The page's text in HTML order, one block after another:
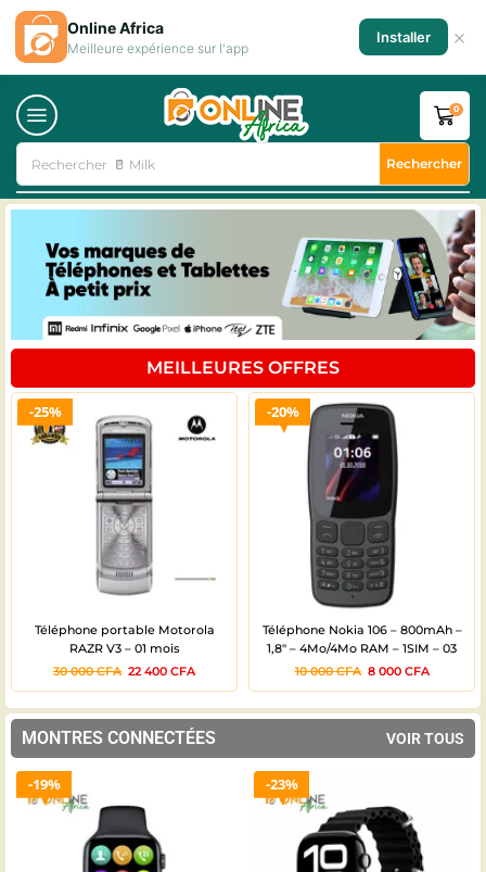
Rechercher 🥛 Milk Rechercher
0
MEILLEURES OFFRES
25%
Téléphone portable Motorola
RAZR V3 – 01 mois
30 000CFA 22 400 CFA
20%
Téléphone Nokia 106 – 800mAh –
1,8″ – 4Mo/4Mo RAM – 1SIM – 03
mois
10 000CFA 8 000 CFA
MONTRES CONNECTÉES VOIR TOUS
19% 23%
Online Africa
Meilleure expérience sur l'app
Installer ×